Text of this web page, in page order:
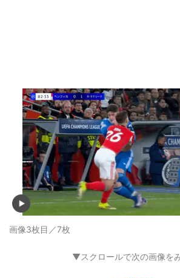
画像3枚目／7枚
▼スクロールで次の画像を